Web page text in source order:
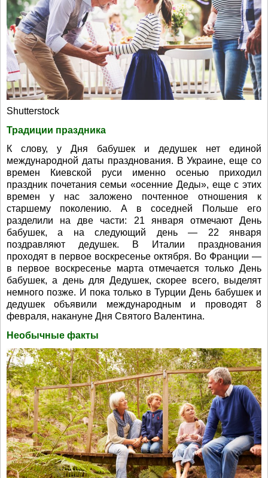
Shutterstock
Традиции праздника
К слову, у Дня бабушек и дедушек нет единой
международной даты празднования. В Украине, еще со
времен Киевской руси именно осенью приходил
праздник почетания семьи «осенние Деды», еще с этих
времен у нас заложено почтенное отношения к
старшему поколению. А в соседней Польше его
разделили на две части: 21 января отмечают День
бабушек, а на следующий день — 22 января
поздравляют дедушек. В Италии празднования
проходят в первое воскресенье октября. Во Франции —
в первое воскресенье марта отмечается только День
бабушек, а день для Дедушек, скорее всего, выделят
немного позже. И пока только в Турции День бабушек и
дедушек объявили международным и проводят 8
февраля, накануне Дня Святого Валентина.
Необычные факты